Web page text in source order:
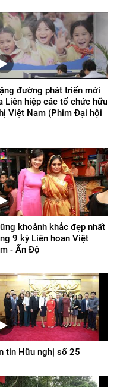
đường phát triển mới
Liên hiệp các tổ chức hữu
Việt Nam (Phim Đại hội
khoảnh khắc đẹp nhất
9 kỳ Liên hoan Việt
- Ấn Độ
tin Hữu nghị số 25